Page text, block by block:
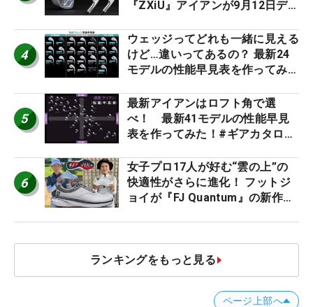
『ZXiU』アイアンが9月12日デ
4
ウェッジってどれも一緒に見える
けど…違いってあるの？ 最新24
モデルの性能早見表を作ってみ
5
最新アイアンはロフト角で選
べ！ 最新41モデルの性能早見
表を作ってみた！#ギアカタログ
6
女子プロ17人が好む“雲の上”の
快適性がさらに進化！ フットジ
ョイが『FJ Quantum』の新作を
ランキングをもっと見る
ページ上部へ